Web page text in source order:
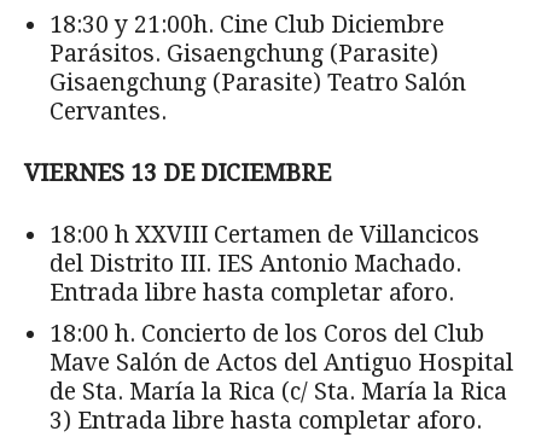
18:30 y 21:00h. Cine Club Diciembre
Parásitos. Gisaengchung (Parasite)
Gisaengchung (Parasite) Teatro Salón
Cervantes.
VIERNES 13 DE DICIEMBRE
18:00 h XXVIII Certamen de Villancicos
del Distrito III. IES Antonio Machado.
Entrada libre hasta completar aforo.
18:00 h. Concierto de los Coros del Club
Mave Salón de Actos del Antiguo Hospital
de Sta. María la Rica (c/ Sta. María la Rica
3) Entrada libre hasta completar aforo.